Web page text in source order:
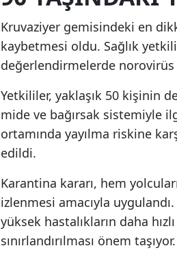
Kruvaziyer gemisindeki en
kaybetmesi oldu. Sağlık
değerlendirmelerde
Yetkililer, yaklaşık 50 kişinin
mide ve bağırsak sistemiyle
ortamında yayılma riskine
edildi.
Karantina kararı, hem
izlenmesi amacıyla
yüksek hastalıkların daha
sınırlandırılması önem taşıyor.